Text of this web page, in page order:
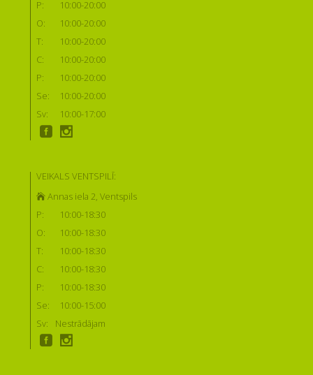
P:
10:00-20:00
O:
10:00-20:00
T:
10:00-20:00
C:
10:00-20:00
P:
10:00-20:00
Se:
10:00-20:00
Sv:
10:00-17:00
VEIKALS VENTSPILĪ:
Annas iela 2, Ventspils
P:
10:00-18:30
O:
10:00-18:30
T:
10:00-18:30
C:
10:00-18:30
P:
10:00-18:30
Se:
10:00-15:00
Sv:
Nestrādājam